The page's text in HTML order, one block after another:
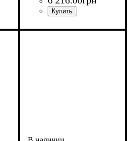
-40...+240